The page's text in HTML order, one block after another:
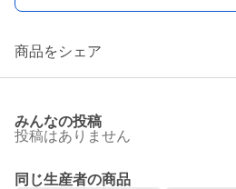
商品をシェア
みんなの投稿
投稿はありません
同じ生産者の商品